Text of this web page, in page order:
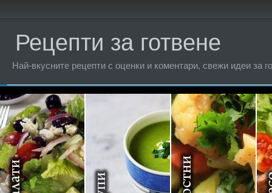
Рецепти за готвене
Най-вкусните рецепти с оценки и коментари, свежи идеи за